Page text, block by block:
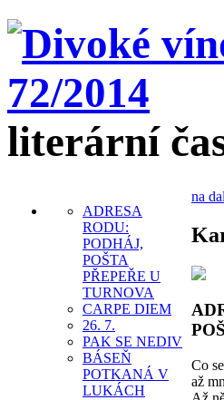
literární
ADRESA
RODU:
PODHÁJ,
POŠTA
PŘEPEŘE U
TURNOVA
CARPE DIEM
26. 7.
PAK SE NEDIV
BÁSEŇ
POTKANÁ V
LUKÁCH
na
Co
až